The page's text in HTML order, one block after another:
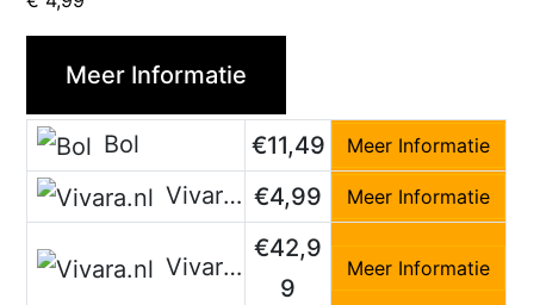
Meer Informatie
Bol €11,49 Meer Informatie
Vivara.nl €4,99 Meer Informatie
Vivara.nl
€42,9
9
Meer Informatie